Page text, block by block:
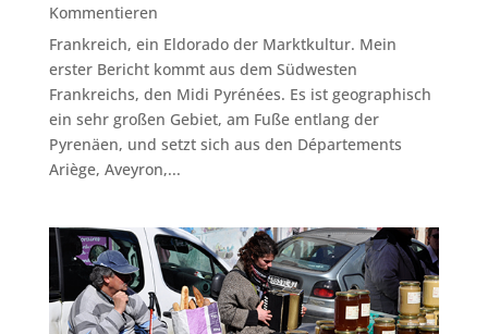
Kommentieren
Frankreich, ein Eldorado der Marktkultur. Mein
erster Bericht kommt aus dem Südwesten
Frankreichs, den Midi Pyrénées. Es ist geographisch
ein sehr großen Gebiet, am Fuße entlang der
Pyrenäen, und setzt sich aus den Départements
Ariège, Aveyron,...